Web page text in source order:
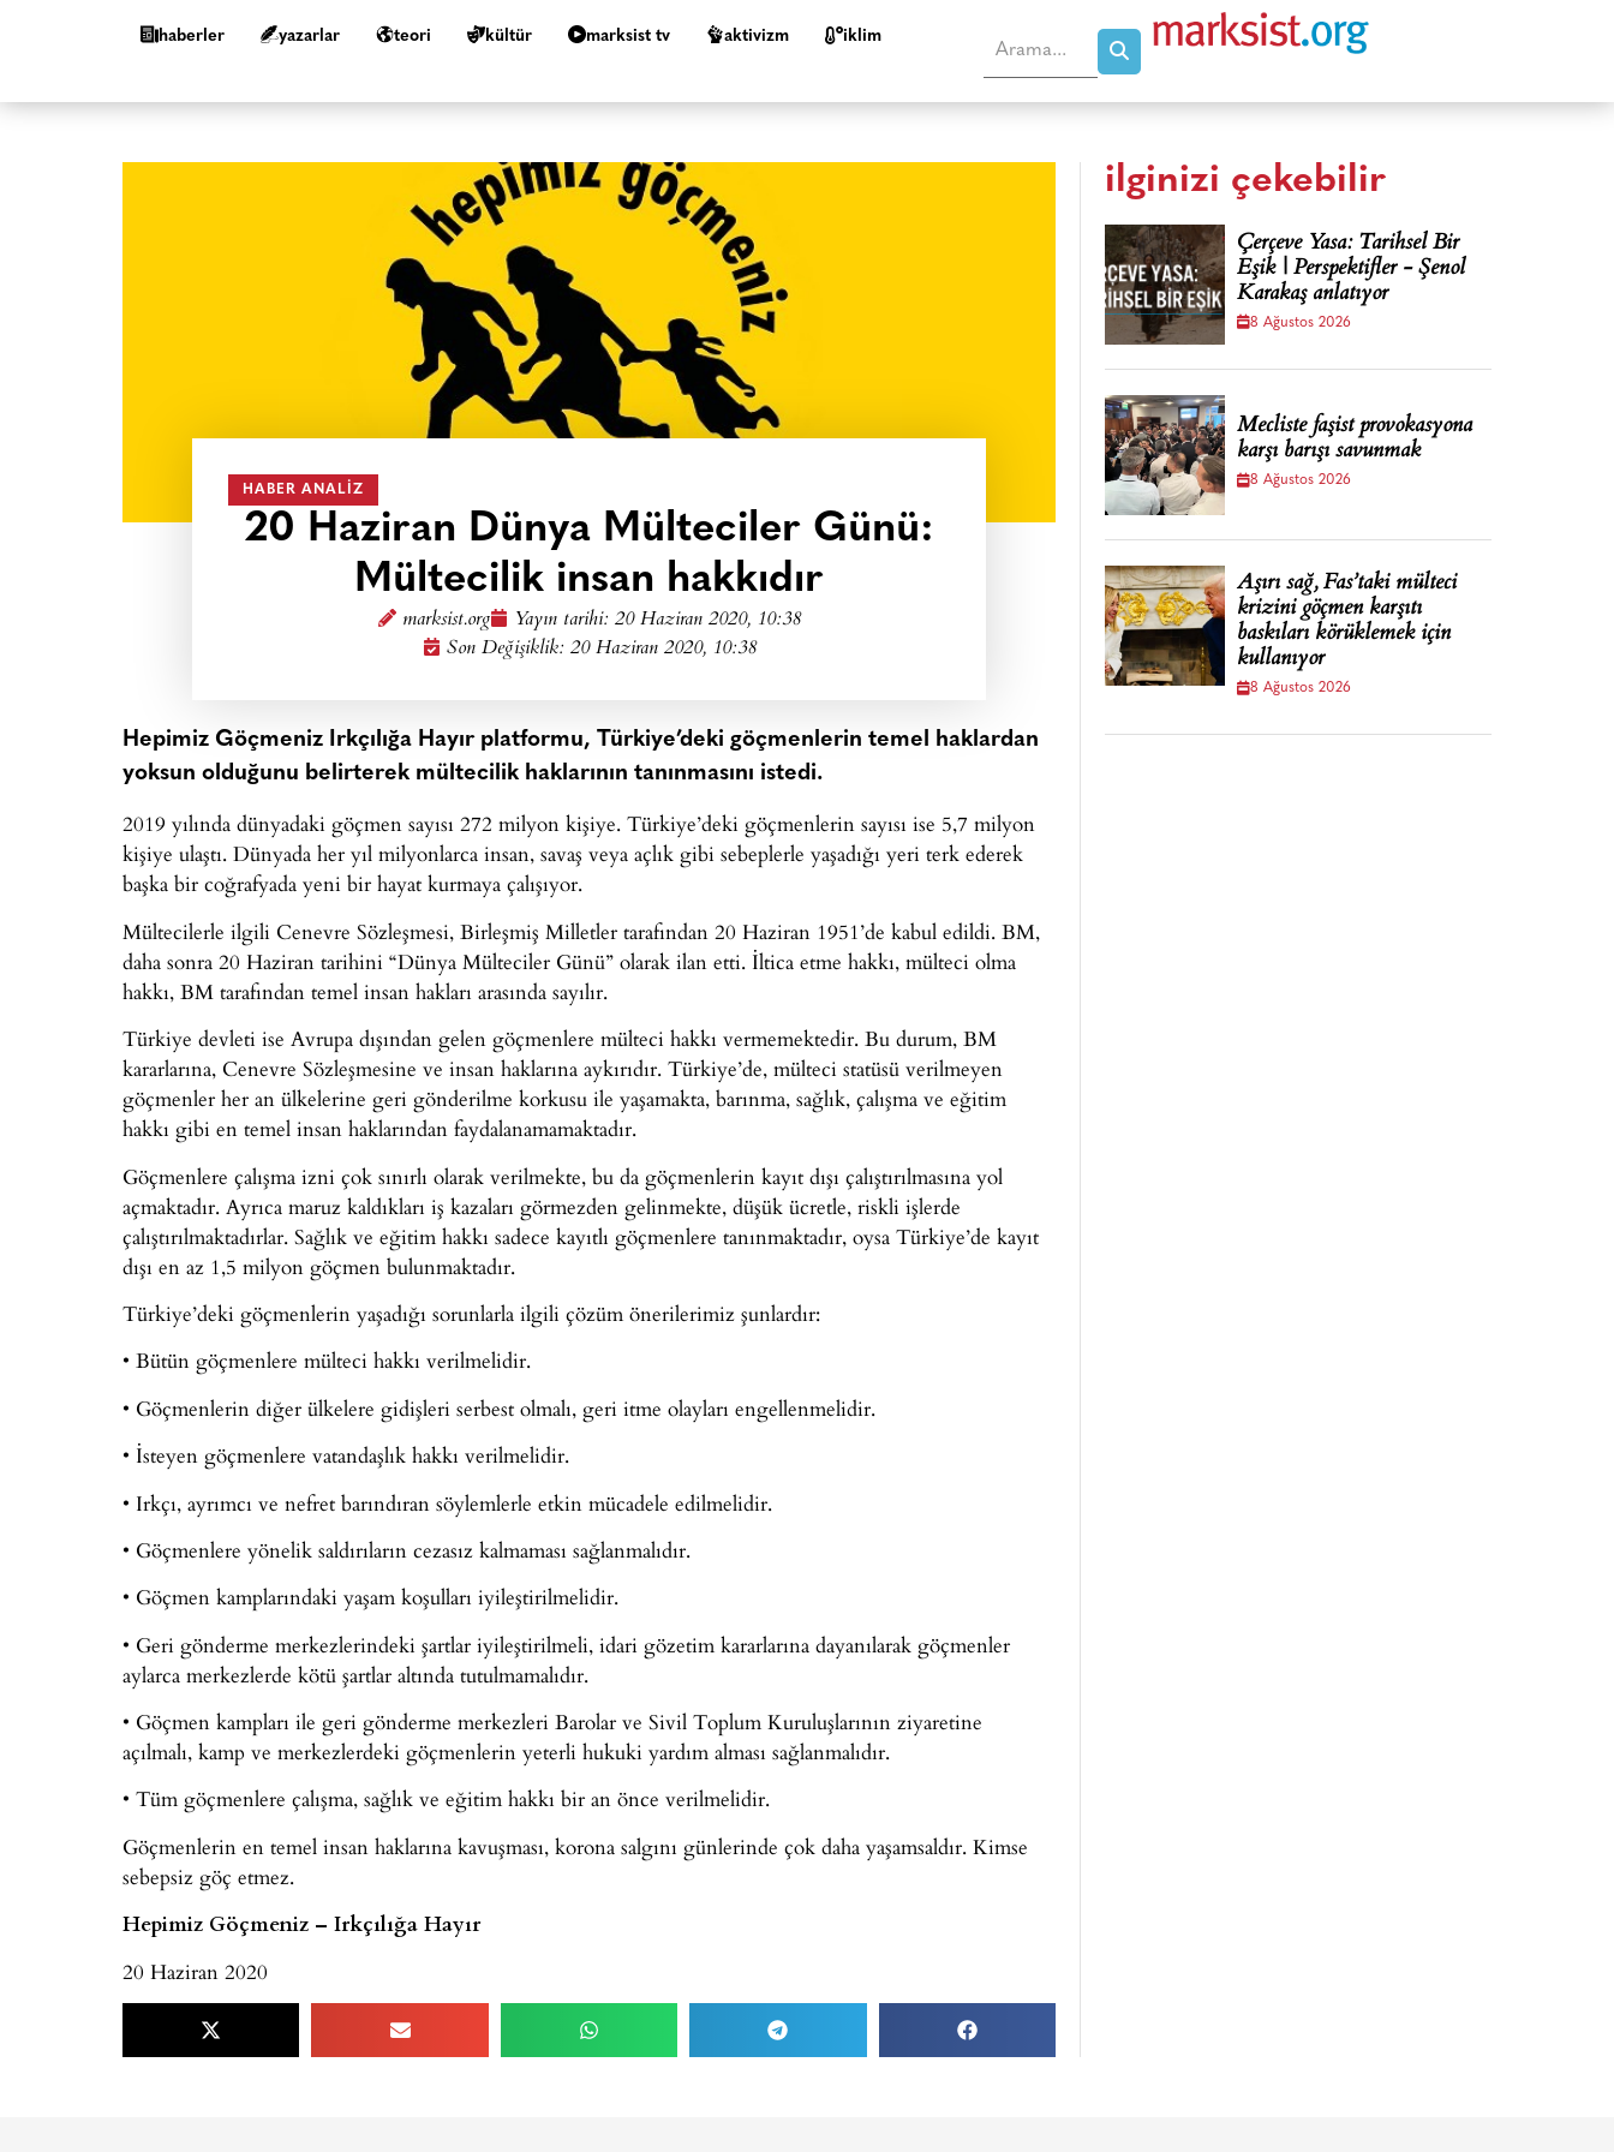
haberler yazarlar teori kültür marksist tv aktivizm i̇klim
HABER ANALIZ
20 Haziran Dünya Mülteciler Günü:
Mültecilik insan hakkıdır
marksist.org Yayın tarihi: 20 Haziran 2020, 10:38
Son Değişiklik: 20 Haziran 2020, 10:38
Hepimiz Göçmeniz Irkçılığa Hayır platformu, Türkiye’deki göçmenlerin temel haklardan
yoksun olduğunu belirterek mültecilik haklarının tanınmasını istedi.
2019 yılında dünyadaki göçmen sayısı 272 milyon kişiye. Türkiye’deki göçmenlerin sayısı ise 5,7 milyon
kişiye ulaştı. Dünyada her yıl milyonlarca insan, savaş veya açlık gibi sebeplerle yaşadığı yeri terk ederek
başka bir coğrafyada yeni bir hayat kurmaya çalışıyor.
Mültecilerle ilgili Cenevre Sözleşmesi, Birleşmiş Milletler tarafından 20 Haziran 1951’de kabul edildi. BM,
daha sonra 20 Haziran tarihini “Dünya Mülteciler Günü” olarak ilan etti. İltica etme hakkı, mülteci olma
hakkı, BM tarafından temel insan hakları arasında sayılır.
Türkiye devleti ise Avrupa dışından gelen göçmenlere mülteci hakkı vermemektedir. Bu durum, BM
kararlarına, Cenevre Sözleşmesine ve insan haklarına aykırıdır. Türkiye’de, mülteci statüsü verilmeyen
göçmenler her an ülkelerine geri gönderilme korkusu ile yaşamakta, barınma, sağlık, çalışma ve eğitim
hakkı gibi en temel insan haklarından faydalanamamaktadır.
Göçmenlere çalışma izni çok sınırlı olarak verilmekte, bu da göçmenlerin kayıt dışı çalıştırılmasına yol
açmaktadır. Ayrıca maruz kaldıkları iş kazaları görmezden gelinmekte, düşük ücretle, riskli işlerde
çalıştırılmaktadırlar. Sağlık ve eğitim hakkı sadece kayıtlı göçmenlere tanınmaktadır, oysa Türkiye’de kayıt
dışı en az 1,5 milyon göçmen bulunmaktadır.
Türkiye’deki göçmenlerin yaşadığı sorunlarla ilgili çözüm önerilerimiz şunlardır:
• Bütün göçmenlere mülteci hakkı verilmelidir.
• Göçmenlerin diğer ülkelere gidişleri serbest olmalı, geri itme olayları engellenmelidir.
• İsteyen göçmenlere vatandaşlık hakkı verilmelidir.
• Irkçı, ayrımcı ve nefret barındıran söylemlerle etkin mücadele edilmelidir.
• Göçmenlere yönelik saldırıların cezasız kalmaması sağlanmalıdır.
• Göçmen kamplarındaki yaşam koşulları iyileştirilmelidir.
• Geri gönderme merkezlerindeki şartlar iyileştirilmeli, idari gözetim kararlarına dayanılarak göçmenler
aylarca merkezlerde kötü şartlar altında tutulmamalıdır.
• Göçmen kampları ile geri gönderme merkezleri Barolar ve Sivil Toplum Kuruluşlarının ziyaretine
açılmalı, kamp ve merkezlerdeki göçmenlerin yeterli hukuki yardım alması sağlanmalıdır.
• Tüm göçmenlere çalışma, sağlık ve eğitim hakkı bir an önce verilmelidir.
Göçmenlerin en temel insan haklarına kavuşması, korona salgını günlerinde çok daha yaşamsaldır. Kimse
sebepsiz göç etmez.
Hepimiz Göçmeniz – Irkçılığa Hayır
20 Haziran 2020
ilginizi çekebilir
Çerçeve Yasa: Tarihsel Bir
Eşik | Perspektifler - Şenol
Karakaş anlatıyor
8 Ağustos 2026
Mecliste faşist provokasyona
karşı barışı savunmak
8 Ağustos 2026
Aşırı sağ, Fas’taki mülteci
krizini göçmen karşıtı
baskıları körüklemek için
kullanıyor
8 Ağustos 2026